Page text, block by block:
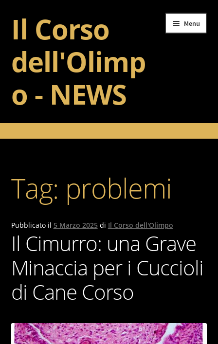
Vai
navigazione
Vai
contenuto
Il Corso
dell'Olimp
o - NEWS
Menu
Home
Gallery
Il Cane Corso
Contatti
I NOSTRI CANI
Italiano
Tag: problemi
Pubblicato il 5 Marzo 2025 di Il Corso dell'Olimpo
Il Cimurro: una Grave
Minaccia per i Cuccioli
di Cane Corso